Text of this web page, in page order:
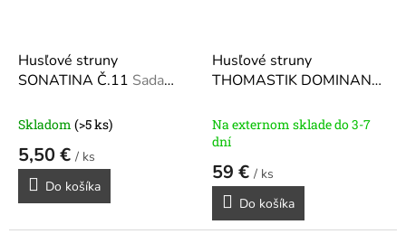
Husľové struny
SONATINA Č.11 Sada
4/4 a 3/4.
Skladom (>5 ks)
5,50 € / ks
Do košíka
Husľové struny
THOMASTIK DOMINANT
B
Na externom sklade do 3-7
dní
59 € / ks
Do košíka